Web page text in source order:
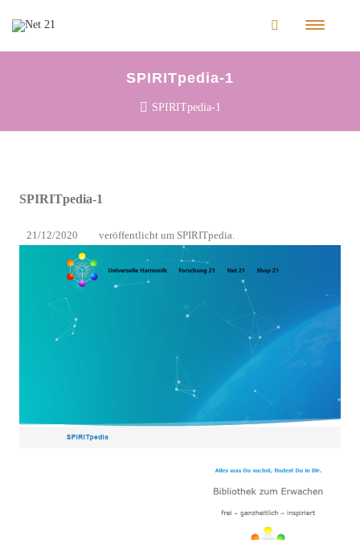
SPIRITpedia-1
SPIRITpedia-1
SPIRITpedia-1
veröffentlicht
21/12/2020 um SPIRITpedia.